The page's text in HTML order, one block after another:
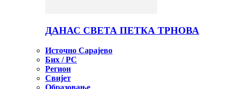
ДАНАС СВЕТА ПЕТКА ТРНОВА
Источно Сарајево
Бих / РС
Регион
Свијет
Образовање